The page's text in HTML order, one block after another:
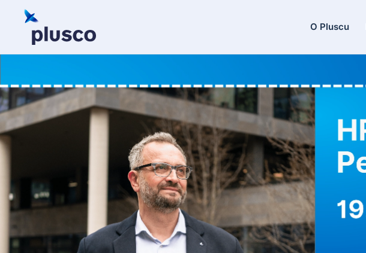
Skip to main content
O Pluscu